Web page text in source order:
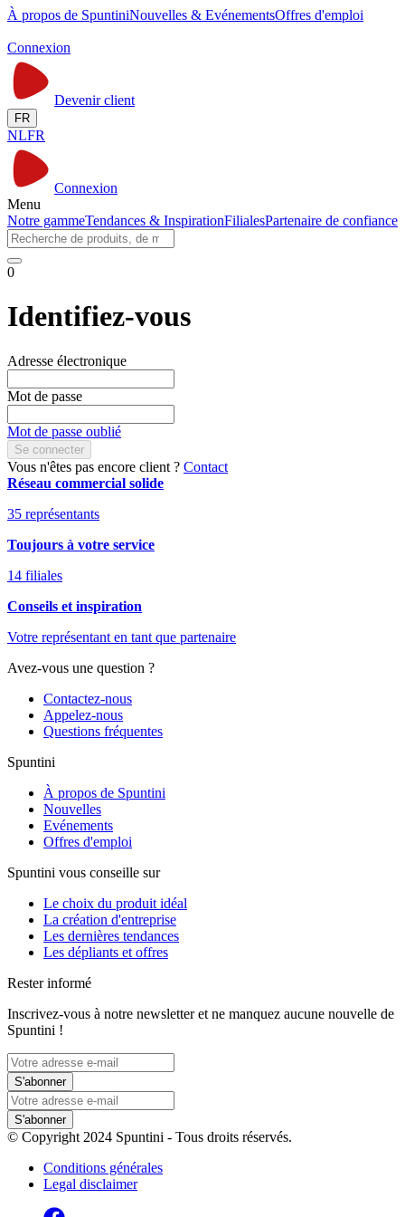
À propos de SpuntiniNouvelles & EvénementsOffres d'emploi
Connexion
Devenir client
FR
NLFR
Connexion
Menu
Notre gammeTendances & InspirationFilialesPartenaire de confiance
0
Identifiez-vous
Adresse électronique
Mot de passe
Mot de passe oublié
Se connecter
Vous n'êtes pas encore client ? Contact
Réseau commercial solide
35 représentants
Toujours à votre service
14 filiales
Conseils et inspiration
Votre représentant en tant que partenaire
Avez-vous une question ?
Contactez-nous
Appelez-nous
Questions fréquentes
Spuntini
À propos de Spuntini
Nouvelles
Evénements
Offres d'emploi
Spuntini vous conseille sur
Le choix du produit idéal
La création d'entreprise
Les dernières tendances
Les dépliants et offres
Rester informé
Inscrivez-vous à notre newsletter et ne manquez aucune nouvelle de
Spuntini !
S'abonner
S'abonner
© Copyright 2024 Spuntini - Tous droits réservés.
Conditions générales
Legal disclaimer